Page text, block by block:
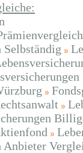
Selbständig
Anbieter